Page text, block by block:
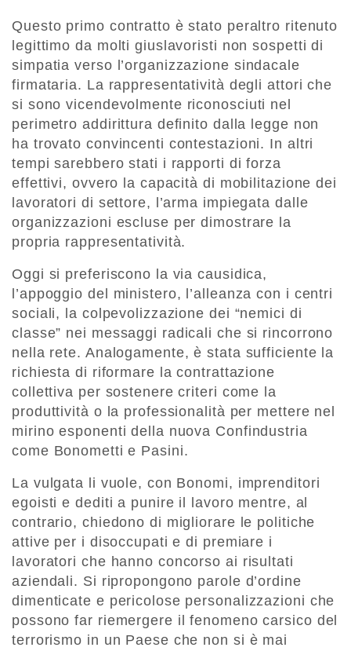
Questo primo contratto è stato peraltro ritenuto
legittimo da molti giuslavoristi non sospetti di
simpatia verso l’organizzazione sindacale
firmataria. La rappresentatività degli attori che
si sono vicendevolmente riconosciuti nel
perimetro addirittura definito dalla legge non
ha trovato convincenti contestazioni. In altri
tempi sarebbero stati i rapporti di forza
effettivi, ovvero la capacità di mobilitazione dei
lavoratori di settore, l’arma impiegata dalle
organizzazioni escluse per dimostrare la
propria rappresentatività.
Oggi si preferiscono la via causidica,
l’appoggio del ministero, l’alleanza con i centri
sociali, la colpevolizzazione dei “nemici di
classe” nei messaggi radicali che si rincorrono
nella rete. Analogamente, è stata sufficiente la
richiesta di riformare la contrattazione
collettiva per sostenere criteri come la
produttività o la professionalità per mettere nel
mirino esponenti della nuova Confindustria
come Bonometti e Pasini.
La vulgata li vuole, con Bonomi, imprenditori
egoisti e dediti a punire il lavoro mentre, al
contrario, chiedono di migliorare le politiche
attive per i disoccupati e di premiare i
lavoratori che hanno concorso ai risultati
aziendali. Si ripropongono parole d’ordine
dimenticate e pericolose personalizzazioni che
possono far riemergere il fenomeno carsico del
terrorismo in un Paese che non si è mai